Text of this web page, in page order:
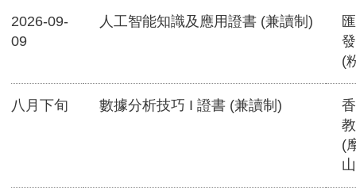
2026-09-
09
人工智能知識及應用證書 (兼讀制)
(
八月下旬 數據分析技巧 I 證書 (兼讀制)
(